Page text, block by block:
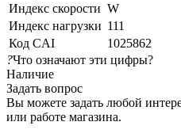
Индекс скорости W
Индекс нагрузки 111
Код CAI
1025862
?Что означают эти цифры?
Наличие
Задать вопрос
Вы можете задать любой
или работе магазина.